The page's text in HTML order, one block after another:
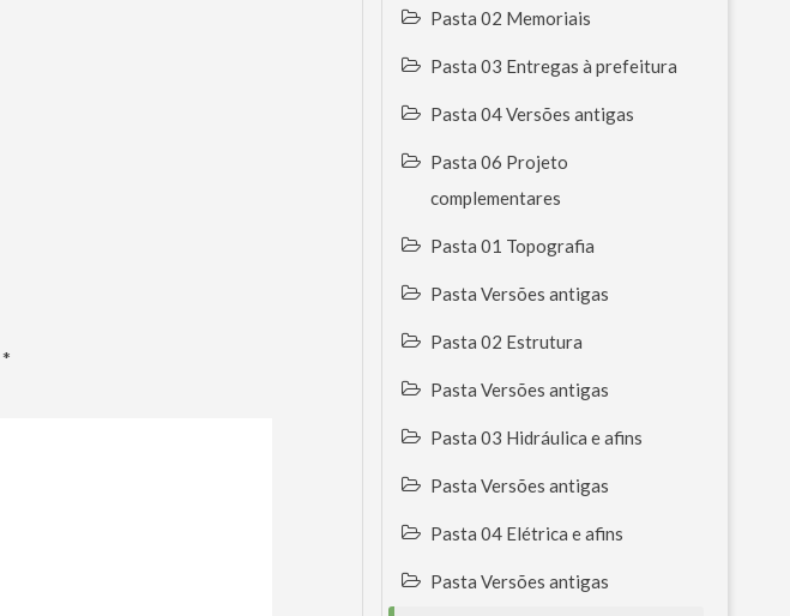
*
Pasta 02 Memoriais
Pasta 03 Entregas à prefeitura
Pasta 04 Versões antigas
Pasta 06 Projeto
complementares
Pasta 01 Topografia
Pasta Versões antigas
Pasta 02 Estrutura
Pasta Versões antigas
Pasta 03 Hidráulica e afins
Pasta Versões antigas
Pasta 04 Elétrica e afins
Pasta Versões antigas